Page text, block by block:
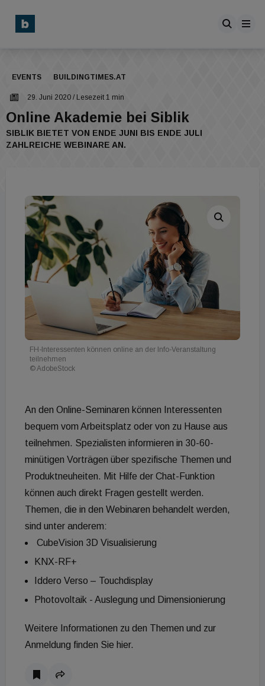
EVENTS BUILDINGTIMES.AT
29. Juni 2020 / Lesezeit 1 min
Online Akademie bei Siblik
SIBLIK BIETET VON ENDE JUNI BIS ENDE JULI
ZAHLREICHE WEBINARE AN.
FH-Interessenten können online an der Info-Veranstaltung
teilnehmen
© AdobeStock
An den Online-Seminaren können Interessenten
bequem vom Arbeitsplatz oder von zu Hause aus
teilnehmen. Spezialisten informieren in 30-60-
minütigen Vorträgen über spezifische Themen und
Produktneuheiten. Mit Hilfe der Chat-Funktion
können auch direkt Fragen gestellt werden.
Themen, die in den Webinaren behandelt werden,
sind unter anderem:
CubeVision 3D Visualisierung
KNX-RF+
Iddero Verso – Touchdisplay
Photovoltaik - Auslegung und Dimensionierung
Weitere Informationen zu den Themen und zur
Anmeldung finden Sie hier.